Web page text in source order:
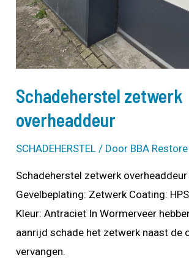
Schadeherstel zetwerk
overheaddeur
SCHADEHERSTEL / Door BBA Restore
Schadeherstel zetwerk
Gevelbeplating: Zetwerk Coating:
Kleur: Antraciet In Wormerveer
aanrijd schade het zetwerk naast de
vervangen.